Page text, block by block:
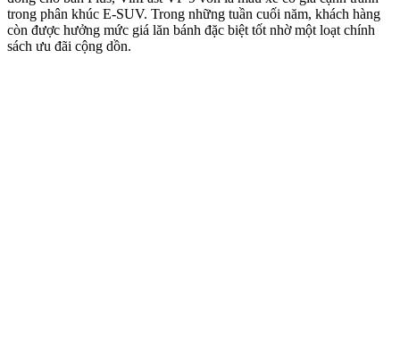
trong phân khúc E-SUV. Trong những tuần cuối năm, khách hàng
còn được hưởng mức giá lăn bánh đặc biệt tốt nhờ một loạt chính
sách ưu đãi cộng dồn.